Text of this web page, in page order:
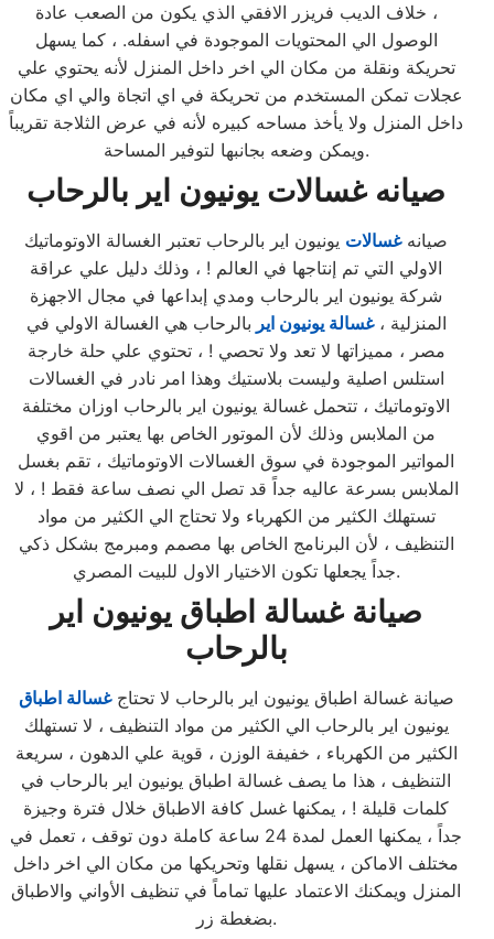
، خلاف الديب فريزر الافقي الذي يكون من الصعب عادة
الوصول الي المحتويات الموجودة في اسفله. ، كما يسهل
تحريكة ونقلة من مكان الي اخر داخل المنزل لأنه يحتوي علي
عجلات تمكن المستخدم من تحريكة في اي اتجاة والي اي مكان
داخل المنزل ولا يأخذ مساحه كبيره لأنه في عرض الثلاجة تقريباً
ويمكن وضعه بجانبها لتوفير المساحة.
صيانه غسالات يونيون اير بالرحاب
صيانهغسالات يونيون اير بالرحاب تعتبر الغسالة الاوتوماتيك
الاولي التي تم إنتاجها في العالم ! ، وذلك دليل علي عراقة
شركة يونيون اير بالرحاب ومدي إبداعها في مجال الاجهزة
المنزلية ،غسالة يونيون اير بالرحاب هي الغسالة الاولي في
مصر ، مميزاتها لا تعد ولا تحصي ! ، تحتوي علي حلة خارجة
استلس اصلية وليست بلاستيك وهذا امر نادر في الغسالات
الاوتوماتيك ، تتحمل غسالة يونيون اير بالرحاب اوزان مختلفة
من الملابس وذلك لأن الموتور الخاص بها يعتبر من اقوي
المواتير الموجودة في سوق الغسالات الاوتوماتيك ، تقم بغسل
الملابس بسرعة عاليه جداً قد تصل الي نصف ساعة فقط ! ، لا
تستهلك الكثير من الكهرباء ولا تحتاج الي الكثير من مواد
التنظيف ، لأن البرنامج الخاص بها مصمم ومبرمج بشكل ذكي
جداً يجعلها تكون الاختيار الاول للبيت المصري.
صيانة غسالة اطباق يونيون اير
بالرحاب
صيانة غسالة اطباق يونيون اير بالرحاب لا تحتاجغسالة اطباق
يونيون اير بالرحاب الي الكثير من مواد التنظيف ، لا تستهلك
الكثير من الكهرباء ، خفيفة الوزن ، قوية علي الدهون ، سريعة
التنظيف ، هذا ما يصف غسالة اطباق يونيون اير بالرحاب في
كلمات قليلة ! ، يمكنها غسل كافة الاطباق خلال فترة وجيزة
جداً ، يمكنها العمل لمدة 24 ساعة كاملة دون توقف ، تعمل في
مختلف الاماكن ، يسهل نقلها وتحريكها من مكان الي اخر داخل
المنزل ويمكنك الاعتماد عليها تماماً في تنظيف الأواني والاطباق
بضغطة زر.